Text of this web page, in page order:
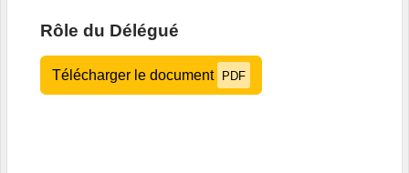
Rôle du Délégué
Télécharger le document PDF